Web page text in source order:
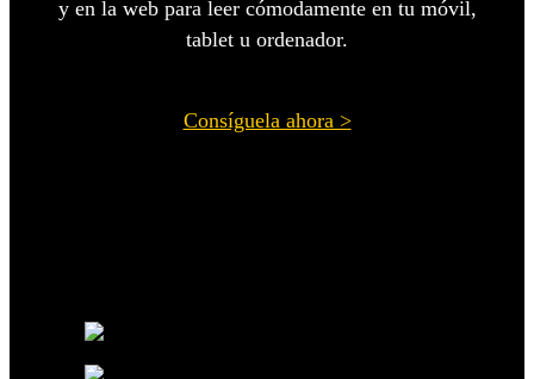
y en la web para leer cómodamente en tu móvil,
tablet u ordenador.
Consíguela ahora >